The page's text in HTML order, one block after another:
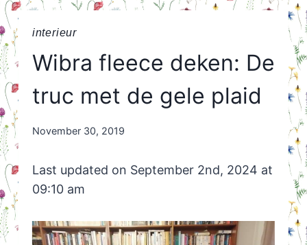
interieur
Wibra fleece deken: De
truc met de gele plaid
By
November 30, 2019
Last updated on September 2nd, 2024 at
09:10 am